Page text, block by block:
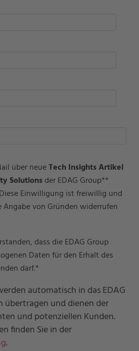
über neueTech Insights Artikel
Solutionsder EDAG Group**
Einwilligung ist freiwillig und
Angabe von Gründen widerrufen
dass die EDAG Group
Daten für den Erhalt des
darf.*
automatisch in das EDAG
übertragen und dienen der
und potenziellen Kunden.
finden Sie in der
.